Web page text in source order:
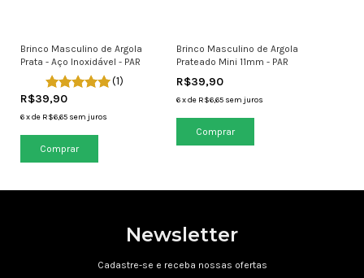
Brinco Masculino de Argola
Prata - Aço Inoxidável - PAR
(1)
R$39,90
6xde R$6,65 sem juros
Brinco Masculino de Argola
Prateado Mini 11mm - PAR
R$39,90
6 xde R$6,65 sem juros
Newsletter
Cadastre-se e receba nossas ofertas